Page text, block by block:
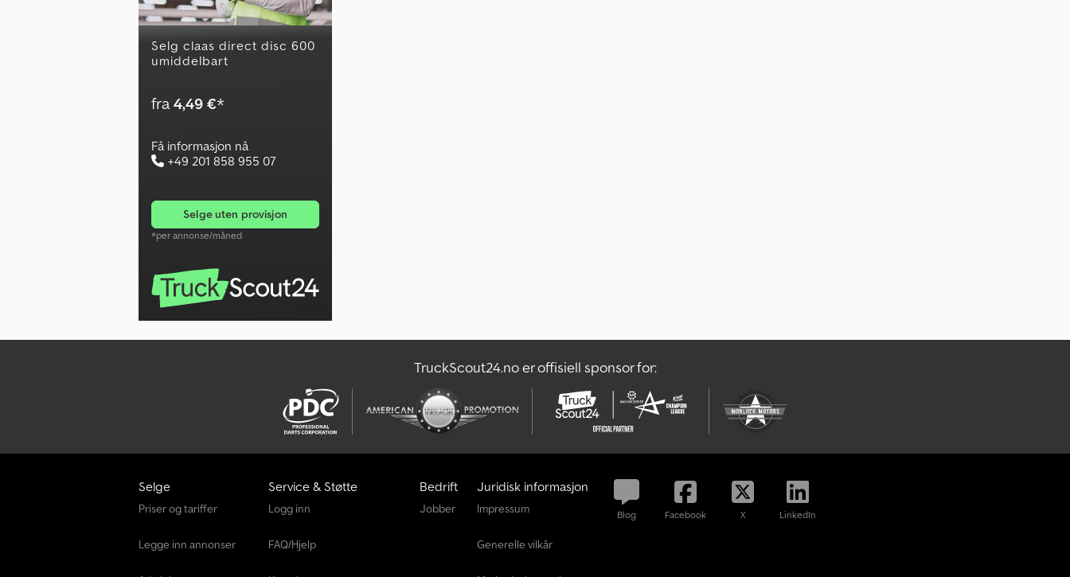
Selg claas direct disc 600
umiddelbart
fra4,49 €*
Få informasjon nå
+49 201 858 955 07
selge uten provisjon
*per annonse/måned
TruckScout24.no er offisiell sponsor for:
Selge
Priser og tariffer
Legge inn annonser
Service & Støtte
Logg inn
FAQ/Hjelp
Bedrift
Jobber
Juridisk informasjon
Impressum
Generelle vilkår
Blog Facebook X LinkedIn